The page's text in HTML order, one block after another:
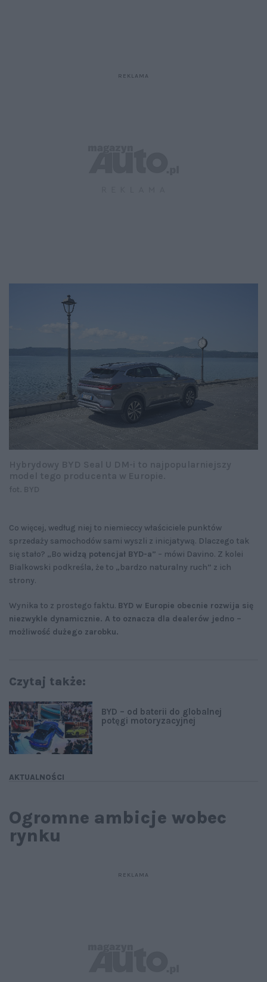
Co więcej, według niej to niemieccy właściciele punktów
sprzedaży samochodów sami wyszli z inicjatywą. Dlaczego tak
się stało? „Bo widzą potencjał BYD-a” – mówi Davino. Z kolei
Bialkowski podkreśla, że to „bardzo naturalny ruch” z ich
strony.
Wynika to z prostego faktu. BYD w Europie obecnie rozwija się
niezwykle dynamicznie. A to oznacza dla dealerów jedno –
możliwość dużego zarobku.
Czytaj także:
AKTUALNOŚCI
BYD – od baterii do globalnej
potęgi motoryzacyjnej
Ogromne ambicje wobec
rynku